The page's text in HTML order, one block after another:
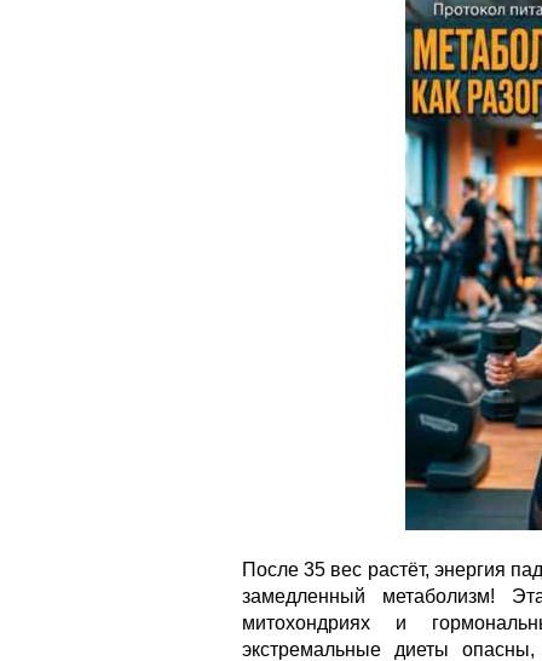
После 35 вес растёт, энергия
замедленный метаболизм!
митохондриях и
экстремальные диеты